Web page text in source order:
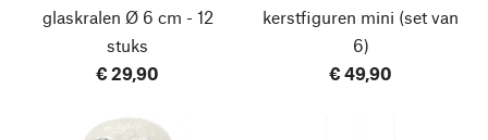
glaskralen Ø 6 cm - 12
stuks
€ 29,90
kerstfiguren mini (set van
6)
€ 49,90